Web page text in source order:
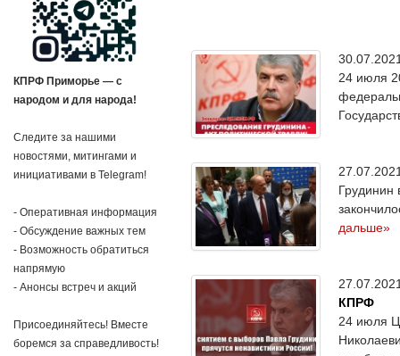
КПРФ Приморье — с
народом и для народа!
Следите за нашими
новостями, митингами и
инициативами в Telegram!
- Оперативная информация
- Обсуждение важных тем
- Возможность обратиться
напрямую
- Анонсы встреч и акций
Присоединяйтесь! Вместе
боремся за справедливость!
24 июля
Грудинин
дальше»
КПРФ
24 июля